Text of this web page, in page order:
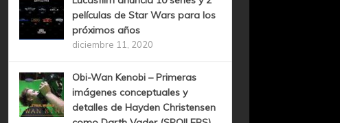
películas de Star Wars para los
próximos años
diciembre 11, 2020
Obi-Wan Kenobi – Primeras
imágenes conceptuales y
detalles de Hayden Christensen